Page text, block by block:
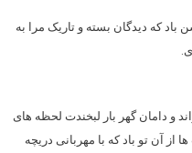
که دیدگان بسته و تاریک مرا به
و دامان گهر بار لبخندت لحظه های
آن تو باد که با مهربانی دریچه